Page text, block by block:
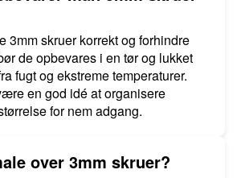
3mm skruer korrekt og forhindre
de opbevares i en tør og lukket
fugt og ekstreme temperaturer.
en god idé at organisere
for nem adgang.
over 3mm skruer?